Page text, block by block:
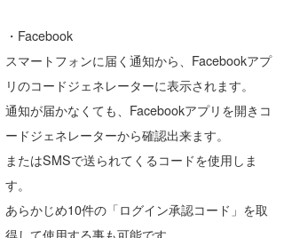
・Facebook
スマートフォンに届く通知から、Facebookアプ
リのコードジェネレーターに表示されます。
通知が届かなくても、Facebookアプリを開きコ
ードジェネレーターから確認出来ます。
またはSMSで送られてくるコードを使用しま
す。
あらかじめ10件の「ログイン承認コード」を取
得して使用する事も可能です。
三輪予報士
小川予報士
上田純子
上條将美
唐澤予報士